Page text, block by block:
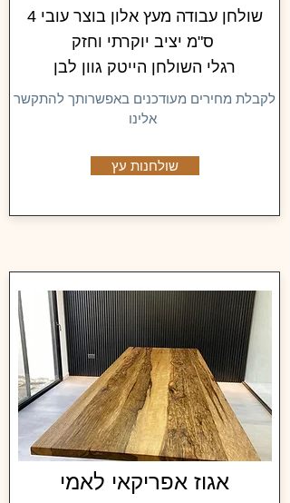
שולחן עבודה מעץ אלון בוצר עובי 4
רגלי השולחן הייטק גוון לבן
לקבלת מחירים מעודכנים באפשרותך להתקשר
אלינו
שולחנות עץ
אגוז אפריקאי לאמי